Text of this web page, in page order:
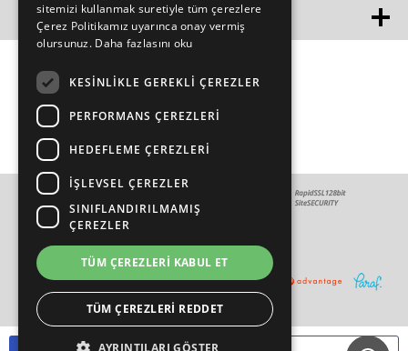
MÜŞTERİ HİZMETLERİ
sitemizi kullanmak suretiyle tüm çerezlere
Çerez Politikamız uyarınca onay vermiş
olursunuz. Daha fazlasını oku
KESINLIKLE GEREKLI ÇEREZLER
PERFORMANS ÇEREZLERI
HEDEFLEME ÇEREZLERI
İŞLEVSEL ÇEREZLER
SINIFLANDIRILMAMIŞ
ÇEREZLER
TÜM ÇEREZLERI KABUL ET
TÜM ÇEREZLERI REDDET
AYRINTILARI GÖSTER